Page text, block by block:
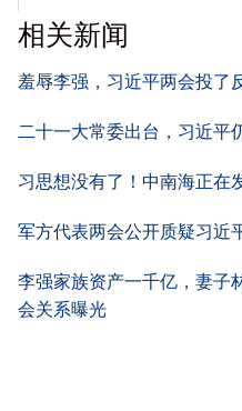
相关新闻
羞辱李强，习近平两会投了
二十一大常委出台，习近平
习思想没有了！中南海正在
军方代表两会公开质疑习近
李强家族资产一千亿，妻子
会关系曝光